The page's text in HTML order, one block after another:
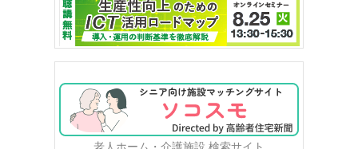
老人ホーム・介護施設 検索サイト